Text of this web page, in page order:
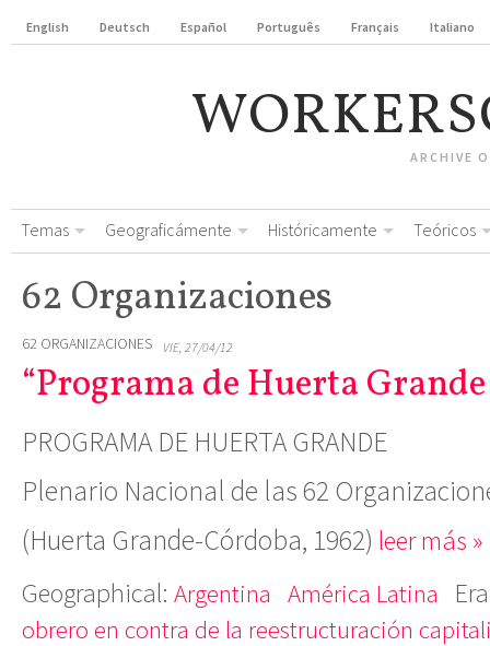
English Deutsch Español Português Français Italiano
ARCHIVE
Temas Geograficámente Históricamente Teóricos
62 Organizaciones
62 ORGANIZACIONES VIE, 27/04/12
“Programa de Huerta Grande
PROGRAMA DE HUERTA GRANDE
Plenario Nacional de las 62
(Huerta Grande-Córdoba, 1962) leer más »
Geographical: Argentina América Latina
obrero en contra de la reestructuración